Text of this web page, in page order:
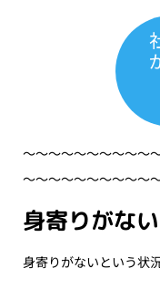
〜〜〜〜〜〜〜〜〜〜
〜〜〜〜〜〜〜〜〜〜
身寄りがな
身寄りがないという状